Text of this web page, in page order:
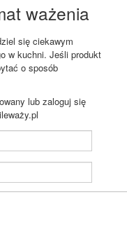
ważenia
się ciekawym
w kuchni. Jeśli produkt
o sposób
lub zaloguj się